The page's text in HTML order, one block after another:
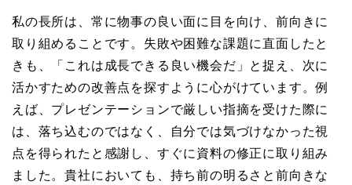
私の長所は、常に物事の良い面に目を向け、前向きに
取り組めることです。失敗や困難な課題に直面したと
きも、「これは成長できる良い機会だ」と捉え、次に
活かすための改善点を探すように心がけています。例
えば、プレゼンテーションで厳しい指摘を受けた際に
は、落ち込むのではなく、自分では気づけなかった視
点を得られたと感謝し、すぐに資料の修正に取り組み
ました。貴社においても、持ち前の明るさと前向きな